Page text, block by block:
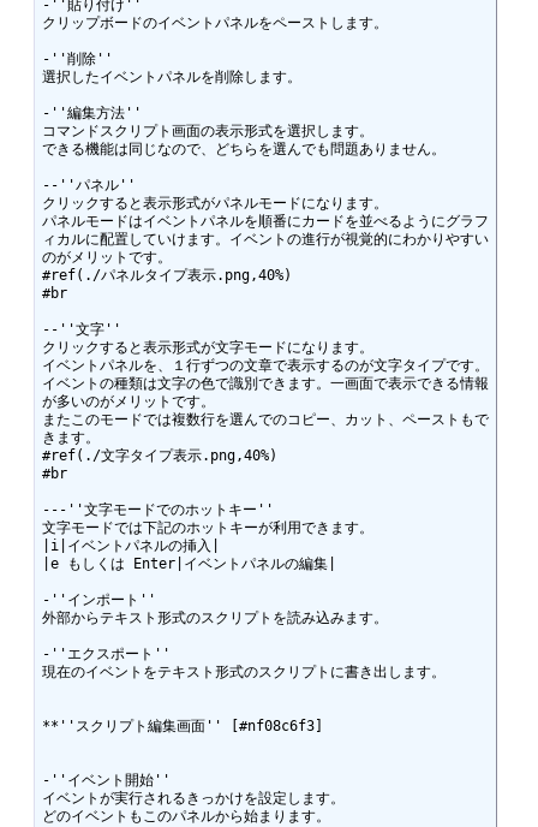
-''貼り付け''
クリップボードのイベントパネルをペーストします。
-''削除''
選択したイベントパネルを削除します。
-''編集方法''
コマンドスクリプト画面の表示形式を選択します。
できる機能は同じなので、どちらを選んでも問題ありません。
--''パネル''
クリックすると表示形式がパネルモードになります。
パネルモードはイベントパネルを順番にカードを並べるようにグラフ
ィカルに配置していけます。イベントの進行が視覚的にわかりやすい
のがメリットです。
#ref(./パネルタイプ表示.png,40%)
#br
--''文字''
クリックすると表示形式が文字モードになります。
イベントパネルを、１行ずつの文章で表示するのが文字タイプです。
イベントの種類は文字の色で識別できます。一画面で表示できる情報
が多いのがメリットです。
またこのモードでは複数行を選んでのコピー、カット、ペーストもで
きます。
#ref(./文字タイプ表示.png,40%)
#br
---''文字モードでのホットキー''
文字モードでは下記のホットキーが利用できます。
|i|イベントパネルの挿入|
|e もしくは Enter|イベントパネルの編集|
-''インポート''
外部からテキスト形式のスクリプトを読み込みます。
-''エクスポート''
現在のイベントをテキスト形式のスクリプトに書き出します。
**''スクリプト編集画面'' [#nf08c6f3]
-''イベント開始''
イベントが実行されるきっかけを設定します。
どのイベントもこのパネルから始まります。